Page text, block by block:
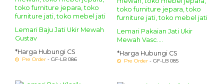
Lemari Baju Jati Ukir Mewah
Gustav
*Harga Hubungi CS
Pre Order - GF-LB 086
Lemari Pakaian Jati Ukir
Mewah Vasc....
*Harga Hubungi CS
Pre Order - GF-LB 085